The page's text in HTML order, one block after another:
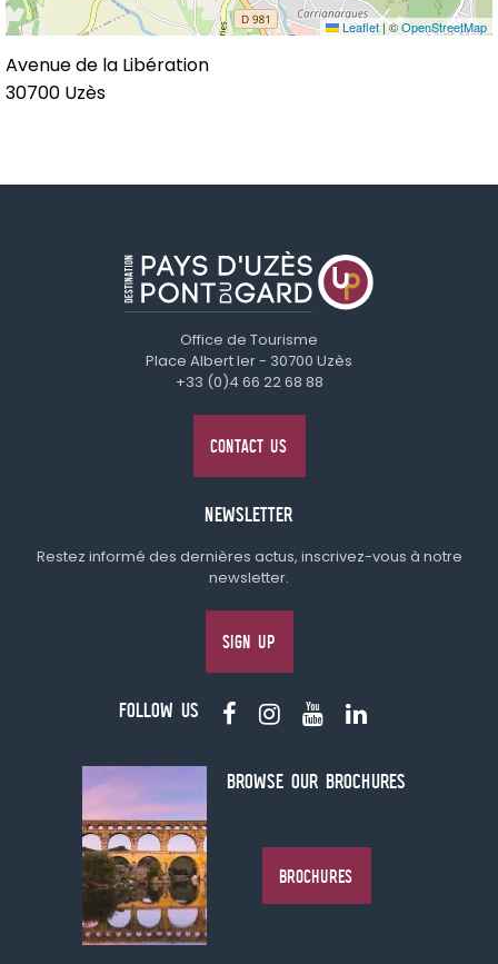
Leaflet |©OpenStreetMap
Avenue de la Libération
30700 Uzès
Office de Tourisme
Place Albert Ier - 30700 Uzès
+33 (0)4 66 22 68 88
CONTACT US
NEWSLETTER
Restez informé des dernières actus, inscrivez-vous à notre
newsletter.
SIGN UP
FOLLOW US
BROWSE OUR BROCHURES
BROCHURES